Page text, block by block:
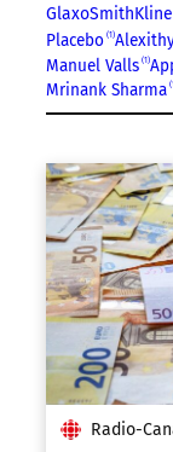
GlaxoSmithKline
Placebo 1
Manuel Valls 1
Mrinank Sharma 1
Radio-